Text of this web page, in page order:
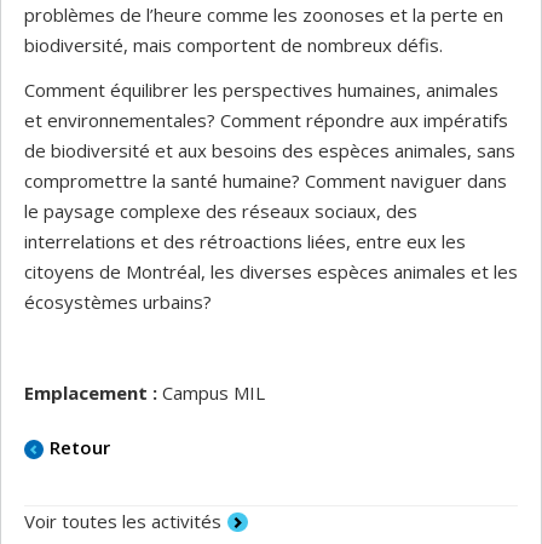
problèmes de l’heure comme les zoonoses et la perte en
biodiversité, mais comportent de nombreux défis.
Comment équilibrer les perspectives humaines, animales
et environnementales? Comment répondre aux impératifs
de biodiversité et aux besoins des espèces animales, sans
compromettre la santé humaine? Comment naviguer dans
le paysage complexe des réseaux sociaux, des
interrelations et des rétroactions liées, entre eux les
citoyens de Montréal, les diverses espèces animales et les
écosystèmes urbains?
Emplacement : Campus MIL
Retour
Voir toutes les activités